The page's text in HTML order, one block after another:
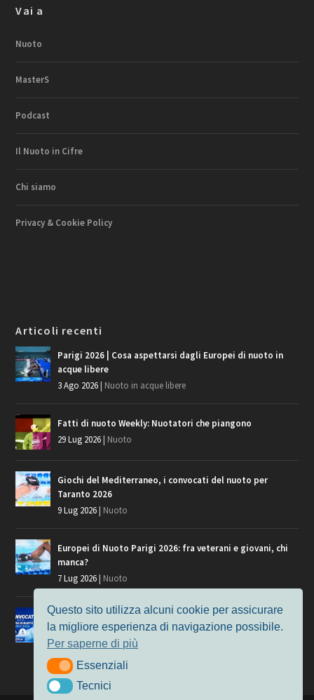
Vai a
Nuoto
MasterS
Podcast
Il Nuoto in Cifre
Chi siamo
Privacy & Cookie Policy
Articoli recenti
Parigi 2026 | Cosa aspettarsi dagli Europei di nuoto in
acque libere
3 Ago 2026| Nuoto in acque libere
Fatti di nuoto Weekly: Nuotatori che piangono
29 Lug 2026| Nuoto
Giochi del Mediterraneo, i convocati del nuoto per
Taranto 2026
9 Lug 2026| Nuoto
Europei di Nuoto Parigi 2026: fra veterani e giovani, chi
manca?
7 Lug 2026| Nuoto
Europei di Nuoto, i convocati per Parigi 2026
3 Lug 2026|Nuoto
Questo sito utilizza alcuni cookie per assicurare
la migliore esperienza di navigazione possibile.
Per saperne di più
EssenzialiEssenziali
TecniciTecnici